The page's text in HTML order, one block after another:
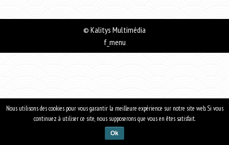
© Kalitys Multimédia
f_menu
Nous utilisons des cookies pour vous garantir la meilleure expérience sur notre site web. Si vous
continuez à utiliser ce site, nous supposerons que vous en êtes satisfait.
Ok